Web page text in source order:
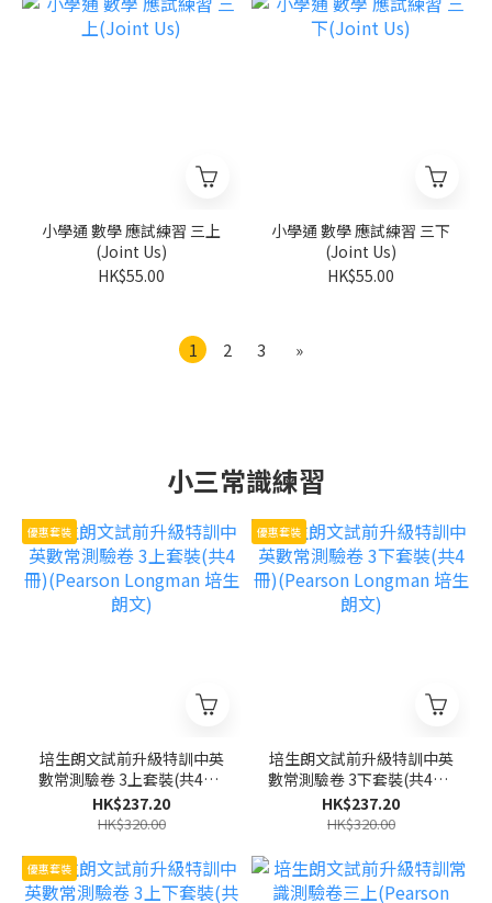
小學通 數學 應試練習 三上
(Joint Us)
HK$55.00
小學通 數學 應試練習 三下
(Joint Us)
HK$55.00
1 2 3 »
小三常識練習
優惠套裝
培生朗文試前升級特訓中英
數常測驗卷 3上套裝(共4冊)
(Pearson Longman 培生
朗文)
HK$237.20
HK$320.00
優惠套裝
培生朗文試前升級特訓中英
數常測驗卷 3下套裝(共4冊)
(Pearson Longman 培生
朗文)
HK$237.20
HK$320.00
優惠套裝